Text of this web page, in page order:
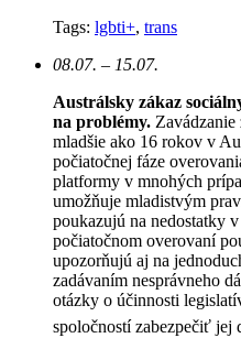
Tags: lgbti+, trans
08.07. – 15.07.
Austrálsky zákaz
na problémy.
mladšie ako 16 rokov v
počiatočnej fáze
platformy v mnohých
umožňuje mladistvým
poukazujú na nedostatky
počiatočnom overovaní
upozorňujú aj na
zadávaním nesprávneho
otázky o účinnosti
spoločností zabezpečiť jej